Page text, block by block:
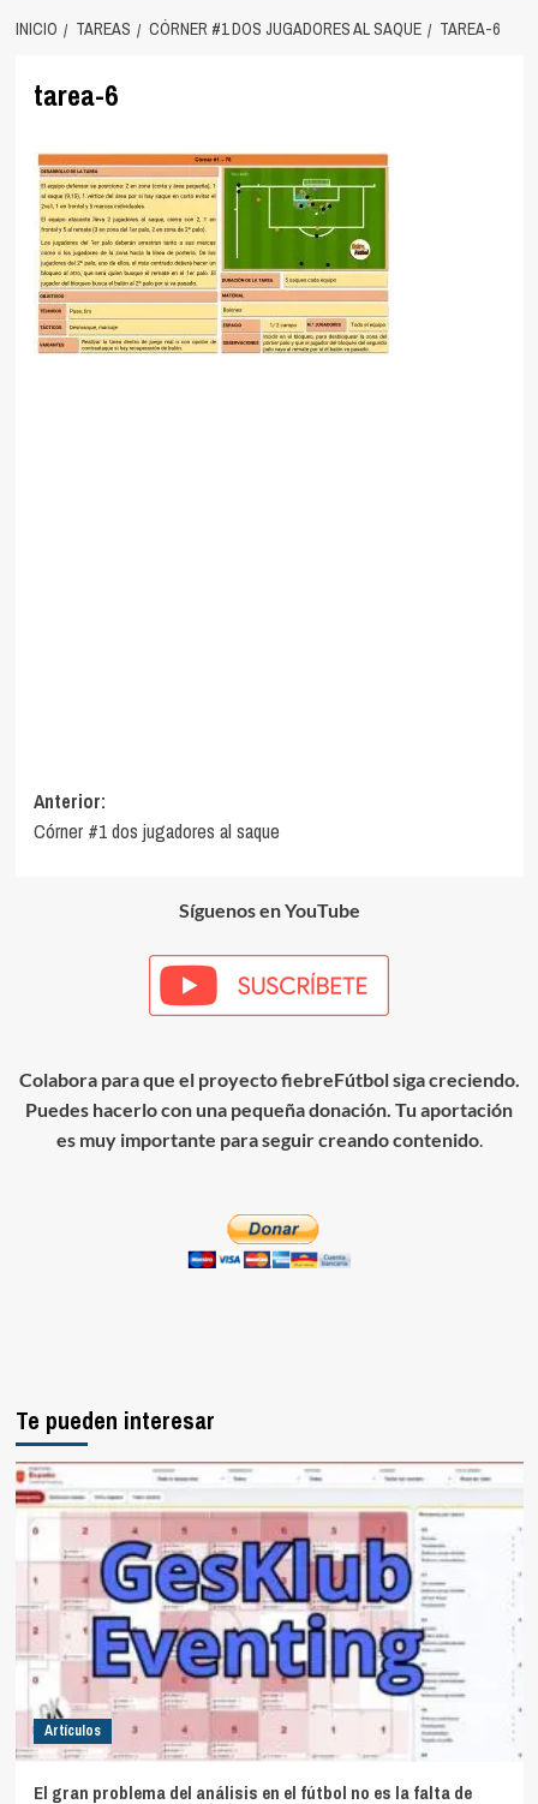
INICIO TAREAS CÓRNER #1 DOS JUGADORES AL SAQUE TAREA-6
tarea-6
Navegación
de
Anterior:
Córner #1 dos jugadores al saque
Síguenos en YouTube
Colabora para que el proyecto fiebreFútbol siga creciendo.
Puedes hacerlo con una pequeña donación. Tu aportación
es muy importante para seguir creando contenido.
Te pueden interesar
Artículos
El gran problema del análisis en el fútbol no es la falta de